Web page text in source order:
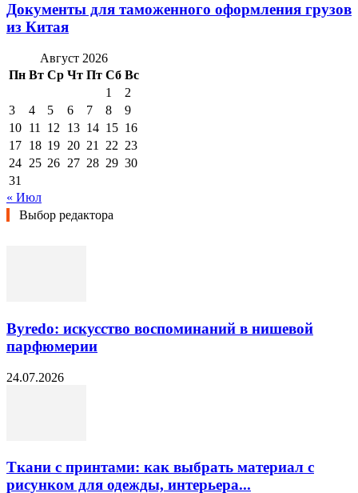
Документы для таможенного оформления грузов
из Китая
Август 2026
Пн Вт Ср Чт Пт Сб Вс
1
2
3
4 5 6 7 8
9
10 11 12 13 14 15 16
17 18 19 20 21 22 23
24 25 26 27 28 29 30
31
« Июл
Выбор редактора
Byredo: искусство воспоминаний в нишевой
парфюмерии
24.07.2026
Ткани с принтами: как выбрать материал с
рисунком для одежды, интерьера...